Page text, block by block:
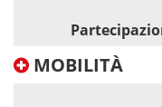
MOBILITÀ